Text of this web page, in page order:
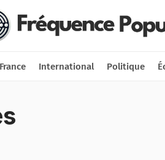
International Politique
Nous soutenir